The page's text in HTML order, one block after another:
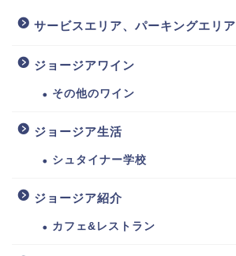
サービスエリア、パーキングエリア
ジョージアワイン
その他のワイン
ジョージア生活
シュタイナー学校
ジョージア紹介
カフェ&レストラン